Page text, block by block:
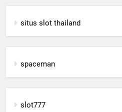
situs slot thailand
spaceman
slot777